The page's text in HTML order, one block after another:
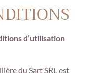
d’utilisation
du Sart SRL est